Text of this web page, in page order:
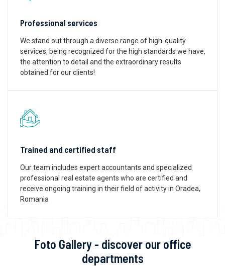
Professional services
We stand out through a diverse range of high-quality
services, being recognized for the high standards we have,
the attention to detail and the extraordinary results
obtained for our clients!
Trained and certified staff
Our team includes expert accountants and specialized
professional real estate agents who are certified and
receive ongoing training in their field of activity in Oradea,
Romania
Foto Gallery - discover our office
departments